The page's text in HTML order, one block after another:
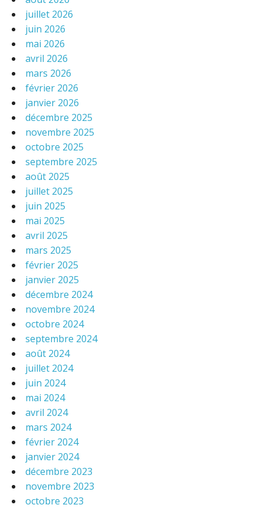
juillet 2026
juin 2026
mai 2026
avril 2026
mars 2026
février 2026
janvier 2026
décembre 2025
novembre 2025
octobre 2025
septembre 2025
août 2025
juillet 2025
juin 2025
mai 2025
avril 2025
mars 2025
février 2025
janvier 2025
décembre 2024
novembre 2024
octobre 2024
septembre 2024
août 2024
juillet 2024
juin 2024
mai 2024
avril 2024
mars 2024
février 2024
janvier 2024
décembre 2023
novembre 2023
octobre 2023